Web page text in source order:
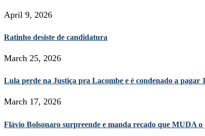
April 9, 2026
Ratinho desiste de candidatura
March 25, 2026
Lula perde na Justiça pra Lacombe e é condenado a pagar
March 17, 2026
Flávio Bolsonaro surpreende e manda recado que MUDA o